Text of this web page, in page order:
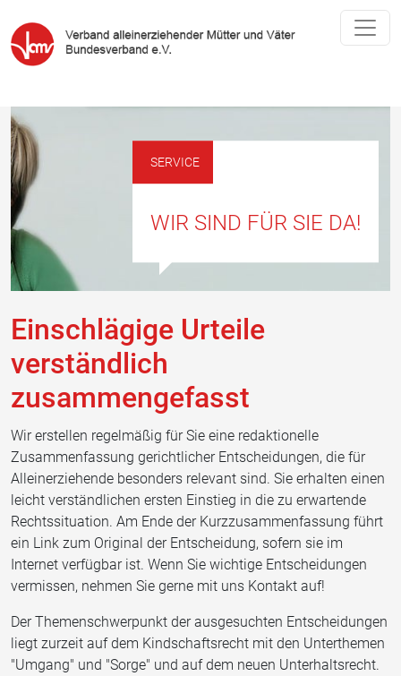
SERVICE
WIR SIND FÜR SIE DA!
Einschlägige Urteile
verständlich
zusammengefasst
Wir erstellen regelmäßig für Sie eine redaktionelle
Zusammenfassung gerichtlicher Entscheidungen, die für
Alleinerziehende besonders relevant sind. Sie erhalten einen
leicht verständlichen ersten Einstieg in die zu erwartende
Rechtssituation. Am Ende der Kurzzusammenfassung führt
ein Link zum Original der Entscheidung, sofern sie im
Internet verfügbar ist. Wenn Sie wichtige Entscheidungen
vermissen, nehmen Sie gerne mit uns Kontakt auf!
Der Themenschwerpunkt der ausgesuchten Entscheidungen
liegt zurzeit auf dem Kindschaftsrecht mit den Unterthemen
"Umgang" und "Sorge" und auf dem neuen Unterhaltsrecht.